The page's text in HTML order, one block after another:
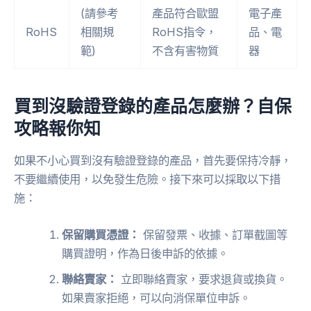
RoHS
(請參考
相關規
範)
產品符合歐盟
RoHS指令，
不含有害物質
電子產
品、電
器
買到沒驗證登錄的產品怎麼辦？自保
攻略報你知
如果不小心買到沒有驗證登錄的產品，首先要保持冷靜，
不要繼續使用，以免發生危險。接下來可以採取以下措
施：
保留購買憑證： 保留發票、收據、訂單截圖等
購買證明，作為日後申訴的依據。
聯絡賣家： 立即聯絡賣家，要求退貨或換貨。
如果賣家拒絕，可以向消保單位申訴。